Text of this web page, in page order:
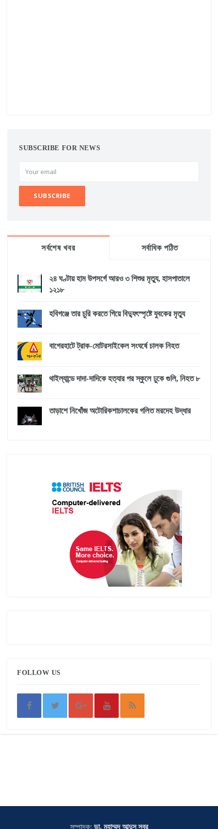
SUBSCRIBE FOR NEWS
সর্বশেষ খবর সর্বাধিক পঠিত
২৪ ঘণ্টায় হাম উপসর্গে আরও ৩ শিশুর মৃত্যু, হাসপাতালে
১২১৮
হবিগঞ্জে তার চুরি করতে গিয়ে বিদ্যুৎস্পৃষ্টে যুবকের মৃত্যু
বাগেরহাটে ট্রাক-মোটরসাইকেল সংঘর্ষে চালক নিহত
থাইল্যান্ডে দাদা-দাদিকে হত্যার পর স্কুলে ঢুকে গুলি, নিহত ৮
তাড়াশে নিখোঁজ অটোরিকশাচালকের গলিত মরদেহ উদ্ধার
FOLLOW US
সম্পাদক: ডা. মুহাম্মদ আব্দুস সবুর